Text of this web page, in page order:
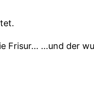
Frisur... ...und der